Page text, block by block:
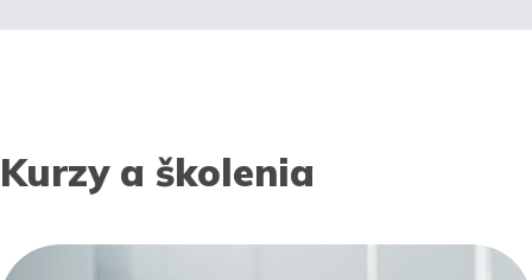
Kurzy a školenia